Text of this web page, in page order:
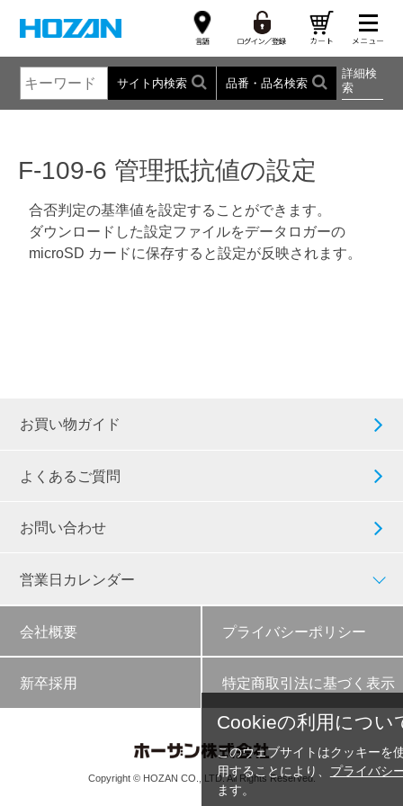
サイト内検索 品番・品名検索
詳細検
索
F-109-6 管理抵抗値の設定
合否判定の基準値を設定することができます。
ダウンロードした設定ファイルをデータロガーの
microSD カードに保存すると設定が反映されます。
お買い物ガイド
よくあるご質問
お問い合わせ
営業日カレンダー
会社概要 プライバシーポリシー
新卒採用 特定商取引法に基づく表示
Copyright © HOZAN CO., LTD. All Rights Reserved.
Cookieの利用につい
このウェブサイトはクッキーを
用することにより、 プライバシ
ます。